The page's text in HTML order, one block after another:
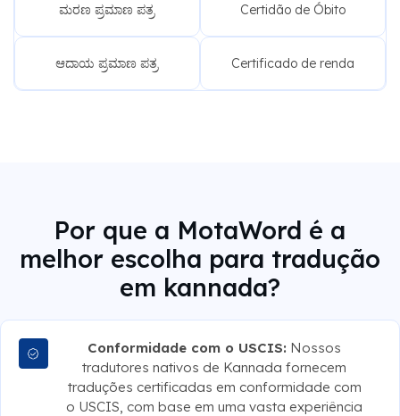
ಮರಣ ಪ್ರಮಾಣ ಪತ್ರ Certidão de Óbito
ಆದಾಯ ಪ್ರಮಾಣ ಪತ್ರ Certificado de renda
Por que a MotaWord é a
melhor escolha para tradução
em kannada?
Conformidade com o USCIS: Nossos
tradutores nativos de Kannada fornecem
traduções certificadas em conformidade com
o USCIS, com base em uma vasta experiência